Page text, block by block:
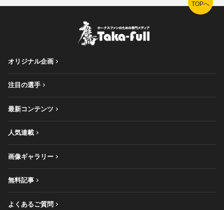
TOPへ
オリジナル企画
注目の選手
最新コンテンツ
人気連載
画像ギャラリー
無料記事
よくあるご質問